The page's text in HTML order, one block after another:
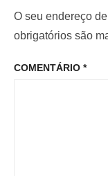
O seu endereço
obrigatórios são
COMENTÁRIO *